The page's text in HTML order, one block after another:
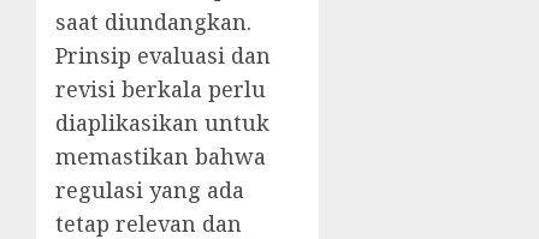
saat diundangkan.
Prinsip evaluasi dan
revisi berkala perlu
diaplikasikan untuk
memastikan bahwa
regulasi yang ada
tetap relevan dan